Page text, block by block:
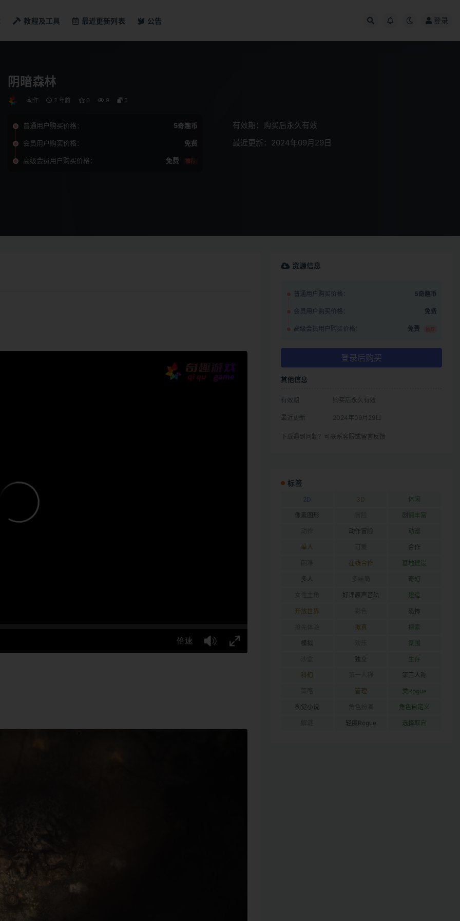
教程及工具 最近更新列表 公告 登录
阴暗森林
动作 2 年前 0 9 5
普通用户购买价格： 5奇趣币
会员用户购买价格： 免费
高级会员用户购买价格： 免费 推荐
有效期：购买后永久有效
最近更新：2024年09月29日
资源信息
普通用户购买价格： 5奇趣币
会员用户购买价格： 免费
高级会员用户购买价格： 免费 推荐
登录后购买
其他信息
有效期 购买后永久有效
最近更新 2024年09月29日
下载遇到问题？可联系客服或留言反馈
标签
2D 3D 休闲
像素图形 剧情丰富
动作冒险 动漫
单人 合作
在线合作 基地建设
多人 奇幻
好评原声音轨 建造
开放世界 恐怖
拟真 探索
模拟 氛围
独立 生存
科幻 第三人称
管理 类Rogue
视觉小说 角色自定义
轻度Rogue 选择取向